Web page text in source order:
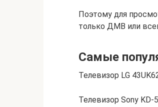
Поэтому для
только ДМВ или
Самые
Телевизор LG
Телевизор Sony